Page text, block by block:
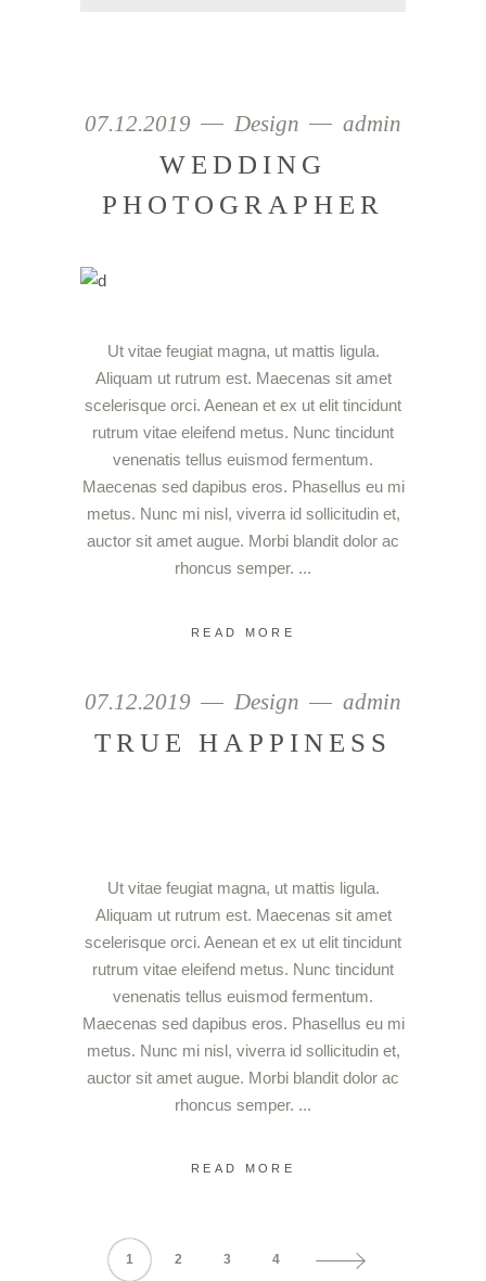
07.12.2019 Design admin
WEDDING
PHOTOGRAPHER
Ut vitae feugiat magna, ut mattis ligula.
Aliquam ut rutrum est. Maecenas sit amet
scelerisque orci. Aenean et ex ut elit tincidunt
rutrum vitae eleifend metus. Nunc tincidunt
venenatis tellus euismod fermentum.
Maecenas sed dapibus eros. Phasellus eu mi
metus. Nunc mi nisl, viverra id sollicitudin et,
auctor sit amet augue. Morbi blandit dolor ac
rhoncus semper.
READ MORE
07.12.2019 Design admin
TRUE HAPPINESS
Ut vitae feugiat magna, ut mattis ligula.
Aliquam ut rutrum est. Maecenas sit amet
scelerisque orci. Aenean et ex ut elit tincidunt
rutrum vitae eleifend metus. Nunc tincidunt
venenatis tellus euismod fermentum.
Maecenas sed dapibus eros. Phasellus eu mi
metus. Nunc mi nisl, viverra id sollicitudin et,
auctor sit amet augue. Morbi blandit dolor ac
rhoncus semper.
READ MORE
1 2 3 4